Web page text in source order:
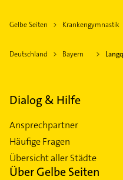
Gelbe Seiten Krankengymnastik
Deutschland Bayern
Dialog & Hilfe
Ansprechpartner
Häufige Fragen
Übersicht aller Städte
Über Gelbe Seiten